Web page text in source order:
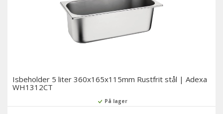
Isbeholder 5 liter 360x165x115mm Rustfrit stål | Adexa
WH1312CT
På lager